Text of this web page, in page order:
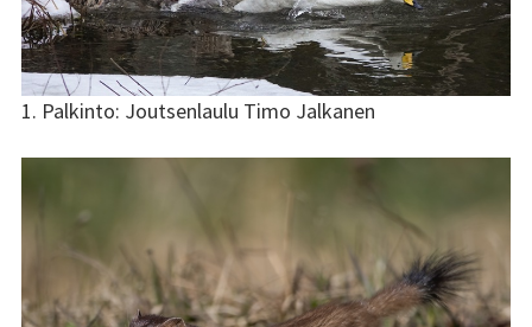
1. Palkinto: Joutsenlaulu Timo Jalkanen